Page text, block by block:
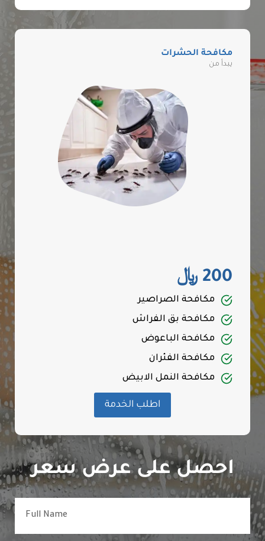
مكافحة الحشرات
يبدأ من
200 ﷼
مكافحة الصراصير
مكافحة بق الفراش
مكافحة الباعوض
مكافحة الفئران
مكافحة النمل الابيض
اطلب الخدمة
احصل على عرض سعر